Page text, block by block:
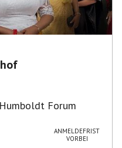
Forum
ANMELDEFRIST
VORBEI